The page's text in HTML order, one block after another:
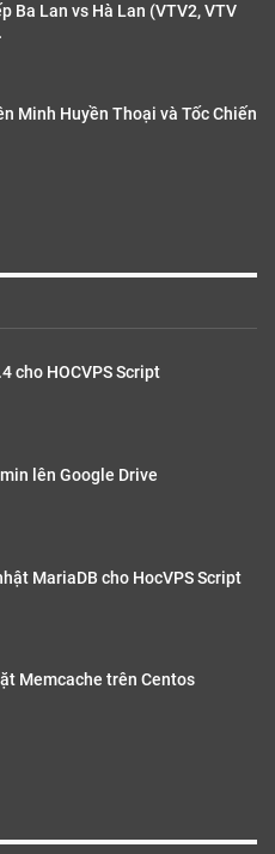
Ba Lan vs Hà Lan (VTV2, VTV
Minh Huyền Thoại và Tốc Chiến
cho HOCVPS Script
lên Google Drive
MariaDB cho HocVPS Script
Memcache trên Centos